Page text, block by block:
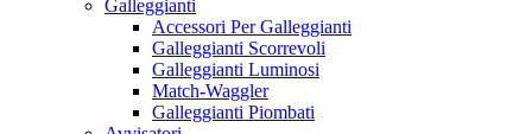
Galleggianti
Accessori Per Galleggianti
Galleggianti Scorrevoli
Galleggianti Luminosi
Match-Waggler
Galleggianti Piombati